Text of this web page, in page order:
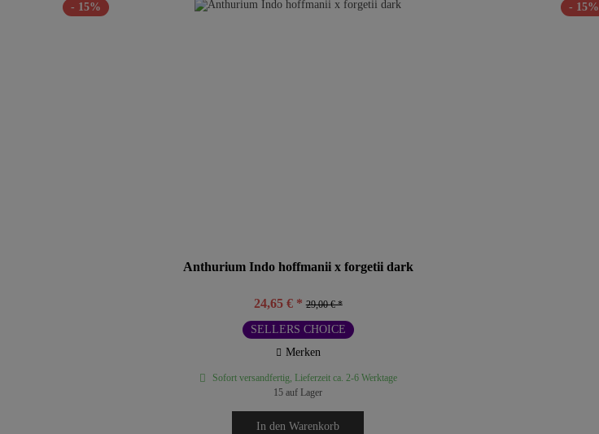
- 15%
Anthurium Indo hoffmanii x forgetii dark
24,65 € * 29,00 € *
SELLERS CHOICE
Merken
Sofort versandfertig, Lieferzeit ca. 2-6 Werktage
15 auf Lager
In den Warenkorb
- 15%